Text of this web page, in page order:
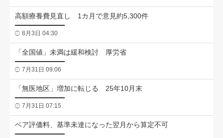
高額療養費見直し 1カ月で意見約5,300件
8月3日 04:30
「全国値」未満は緩和検討 厚労省
7月31日 09:06
「無医地区」増加に転じる 25年10月末
7月31日 07:15
ベア評価料、基準未達になった翌月から算定不可